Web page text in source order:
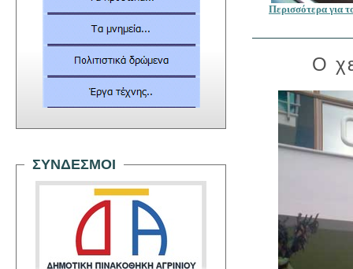
ΣΥΝΔΕΣΜΟΙ
Περισσότερα για
Ο